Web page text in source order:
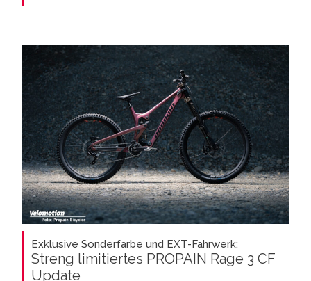
Exklusive Sonderfarbe und EXT-Fahrwerk:
Streng limitiertes PROPAIN Rage 3 CF
Update